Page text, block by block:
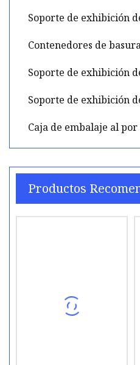
Soporte de exhibición
Contenedores de
Soporte de exhibición
Soporte de exhibición
Caja de embalaje al
Productos